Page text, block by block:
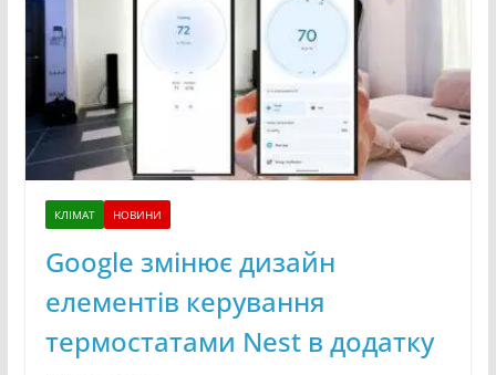
КЛІМАТ НОВИНИ
Google змінює дизайн
елементів керування
термостатами Nest в додатку